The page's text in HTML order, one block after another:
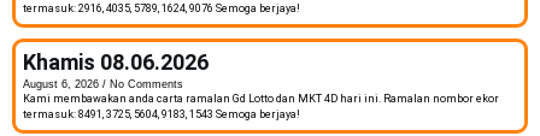
termasuk: 2916, 4035, 5789, 1624, 9076 Semoga berjaya!
Khamis 08.06.2026
August 6, 2026
No Comments
Kami membawakan anda carta ramalan Gd Lotto dan MKT 4D hari ini. Ramalan nombor ekor
termasuk: 8491, 3725, 5604, 9183, 1543 Semoga berjaya!